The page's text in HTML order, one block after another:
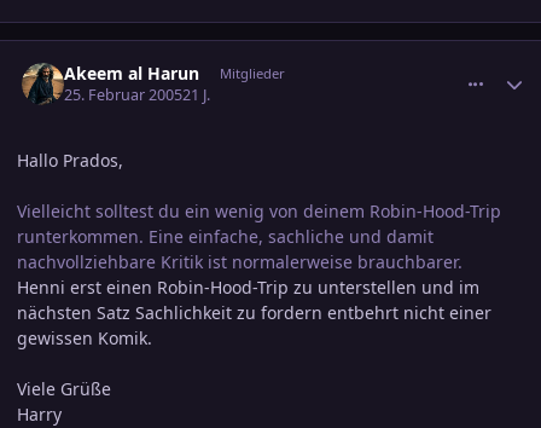
Akeem al Harun Mitglieder
25. Februar 200521 J.
Hallo Prados,
Vielleicht solltest du ein wenig von deinem Robin-Hood-Trip
runterkommen. Eine einfache, sachliche und damit
nachvollziehbare Kritik ist normalerweise brauchbarer.
Henni erst einen Robin-Hood-Trip zu unterstellen und im
nächsten Satz Sachlichkeit zu fordern entbehrt nicht einer
gewissen Komik.
Viele Grüße
Harry